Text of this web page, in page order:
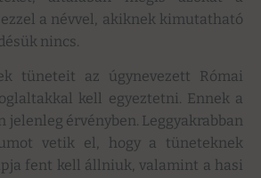
a névvel, akiknek kimutatható
nincs.
tüneteit az úgynevezett Római
kell egyeztetni. Ennek a
jelenleg érvényben. Leggyakrabban
vetik el, hogy a tüneteknek
fent kell állniuk, valamint a hasi